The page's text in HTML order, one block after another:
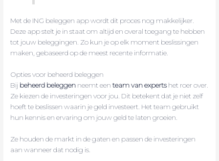
Met de ING beleggen app wordt dit proces nog makkelijker.
Deze app stelt je in staat om altijd en overal toegang te hebben
tot jouw beleggingen. Zo kun je op elk moment beslissingen
maken, gebaseerd op de meest recente informatie.
Opties voor beheerd beleggen
Bij beheerd beleggen neemt eenteam van expertshet roer over.
Ze kiezen de investeringen voor jou. Dit betekent dat je niet zelf
hoeft te beslissen waarin je geld investeert. Het team gebruikt
hun kennis en ervaring om jouw geld te laten groeien.
Ze houden de markt in de gaten en passen de investeringen
aan wanneer dat nodig is.